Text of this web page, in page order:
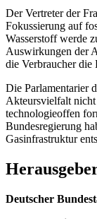
Der Vertreter der
Fokussierung auf
Wasserstoff werde
Auswirkungen der
die Verbraucher die
Die Parlamentarier
Akteursvielfalt nicht
technologieoffen
Bundesregierung
Gasinfrastruktur
Deutscher